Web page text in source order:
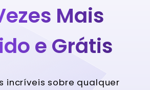
Mais
e Grátis
incríveis sobre qualquer